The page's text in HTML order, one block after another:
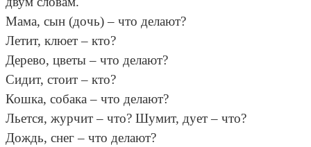
Мама, сын (дочь) – что делают?
Летит, клюет – кто?
Дерево, цветы – что делают?
Сидит, стоит – кто?
Кошка, собака – что делают?
Льется, журчит – что? Шумит, дует – что?
Дождь, снег – что делают?